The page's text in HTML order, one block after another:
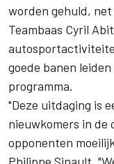
worden gehuld, net
Teambaas Cyril
goede banen
programma.
"Deze uitdaging is
nieuwkomers in de
opponenten